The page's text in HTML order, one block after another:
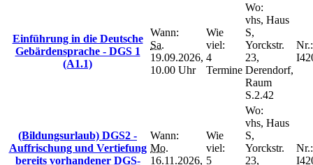
Einführung in die Deutsche
Gebärdensprache - DGS 1
(A1.1)
Wann:
Sa.
19.09.2026,
10.00 Uhr
Wie
viel:
4
Termine
Wo:
vhs, Haus
S,
Yorckstr.
23,
Derendorf,
Raum
S.2.42
Nr.:
(Bildungsurlaub) DGS2 -
Auffrischung und Vertiefung
bereits vorhandener DGS-
Wann:
Mo.
16.11.2026,
Wie
viel:
5
Wo:
vhs, Haus
S,
Yorckstr.
23,
Nr.: